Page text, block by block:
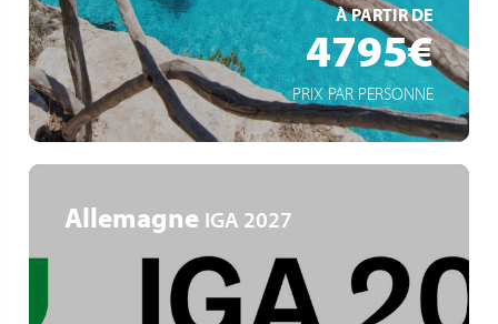
À PARTIR DE
4795€
PRIX PAR PERSONNE
Allemagne IGA 2027